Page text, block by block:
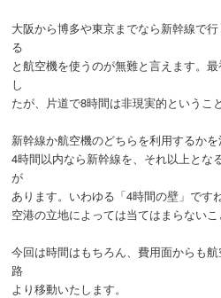
大阪から博多や東京までなら新幹線で
る
と航空機を使うのが無難と言えます。
し
たが、片道で8時間は非現実的というこ
新幹線か航空機のどちらを利用するか
4時間以内なら新幹線を、それ以上とな
が
あります。いわゆる「4時間の壁」ですね
空港の立地によっては当てはまらないこ
今回は時間はもちろん、費用面からも
路
より移動いたします。